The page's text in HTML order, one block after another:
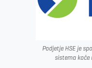
Podjetje HSE je
sistema koče